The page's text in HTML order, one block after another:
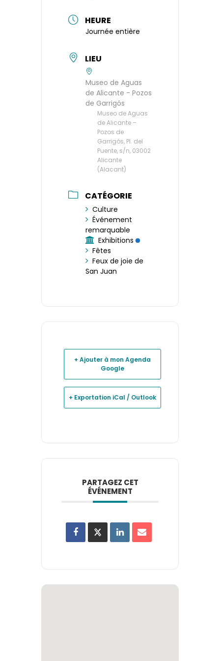
HEURE
Journée entière
LIEU
Museo de Aguas
de Alicante - Pozos
de Garrigós
Museo de Aguas
de Alicante –
Pozos de
Garrigós, Pl. del
Puente, s/n, 03002
Alicante
(Alacant)
CATÉGORIE
Culture
Événement
remarquable
Exhibitions
Fêtes
Feux de joie de
San Juan
+ Ajouter à mon Agenda
Google
+ Exportation iCal / Outlook
PARTAGEZ CET
ÉVÉNEMENT